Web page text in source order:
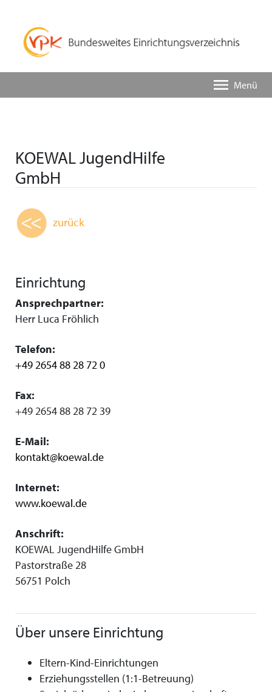
Menü
KOEWAL JugendHilfe
GmbH
zurück
Einrichtung
Ansprechpartner:
Herr Luca Fröhlich
Telefon:
+49 2654 88 28 72 0
Fax:
+49 2654 88 28 72 39
E-Mail:
kontakt@koewal.de
Internet:
www.koewal.de
Anschrift:
KOEWAL JugendHilfe GmbH
Pastorstraße 28
56751 Polch
Über unsere Einrichtung
Eltern-Kind-Einrichtungen
Erziehungsstellen (1:1-Betreuung)